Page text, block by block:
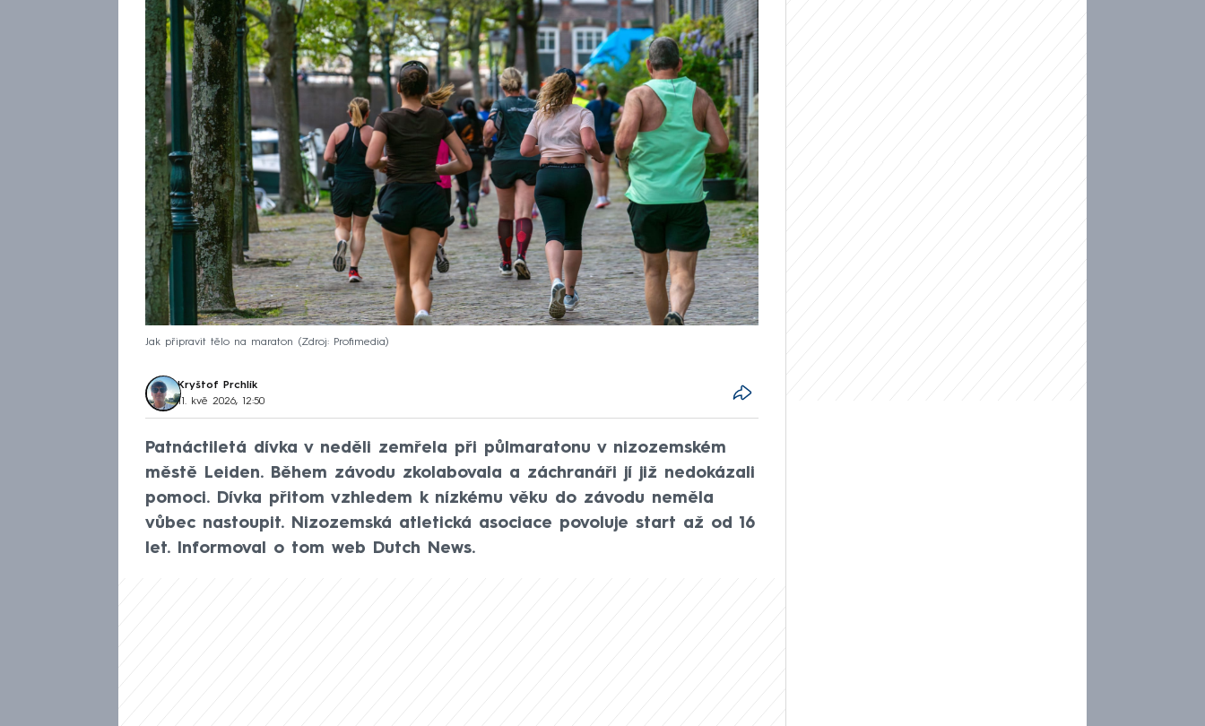
Jak připravit tělo na maraton Zdroj: Profimedia
Kryštof Prchlík
11. kvě 2026, 12:50
Patnáctiletá dívka v neděli zemřela při půlmaratonu v nizozemském
městě Leiden. Během závodu zkolabovala a záchranáři jí již nedokázali
pomoci. Dívka přitom vzhledem k nízkému věku do závodu neměla
vůbec nastoupit. Nizozemská atletická asociace povoluje start až od 16
let. Informoval o tom web Dutch News.